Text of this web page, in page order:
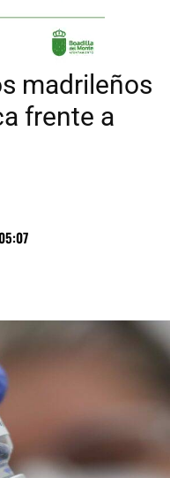
madrileños
frente a